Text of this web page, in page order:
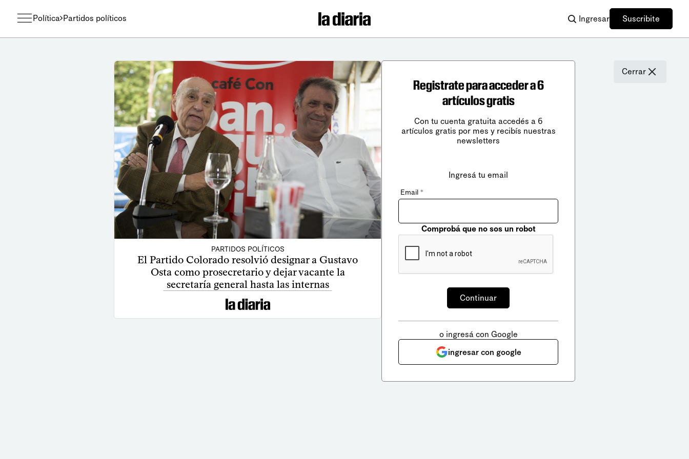
Política Partidos políticos Ingresar Suscribite
PARTIDOS POLÍTICOS
El Partido Colorado resolvió designar a Gustavo
Osta como prosecretario y dejar vacante la
secretaría general hasta las internas
Cerrar
Registrate para acceder a 6
artículos gratis
Con tu cuenta gratuita accedés a 6
artículos gratis por mes y recibís nuestras
newsletters
Ingresá tu email
Email *
Comprobá que no sos un robot
o ingresá con Google
ingresar con google